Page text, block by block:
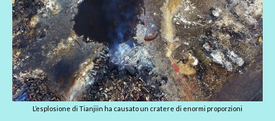
L’esplosione di Tianjiin ha causato un cratere di enormi proporzioni